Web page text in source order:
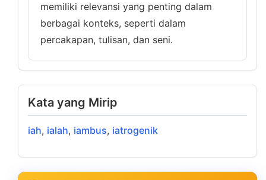
memiliki relevansi yang penting dalam
berbagai konteks, seperti dalam
percakapan, tulisan, dan seni.
Kata yang Mirip
iah, ialah, iambus, iatrogenik